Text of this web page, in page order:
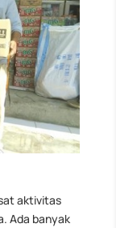
aktivitas
Ada banyak